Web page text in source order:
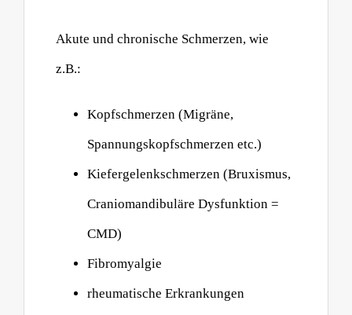
Akute und chronische Schmerzen, wie
z.B.:
Kopfschmerzen (Migräne,
Spannungskopfschmerzen etc.)
Kiefergelenkschmerzen (Bruxismus,
Craniomandibuläre Dysfunktion =
CMD)
Fibromyalgie
rheumatische Erkrankungen